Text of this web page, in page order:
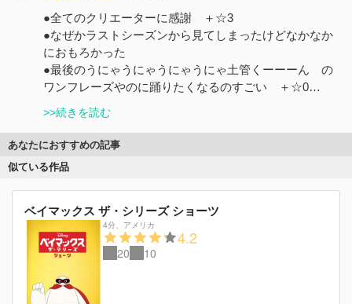
●全てのクリエーターに感謝 ＋☆3
●なぜかラストシーズンから見てしまったけどなかなか
におもろかった
●最後のうにゃうにゃうにゃうにゃ土管くーーーん の
ワンフレーズやのに踊りたくなるのすごい ＋☆0…
>>続きを読む
あなたにおすすめの記事
似ている作品
ベイマックス ザ・シリーズ ショーツ
4分 アメリカ
4.2
20 10